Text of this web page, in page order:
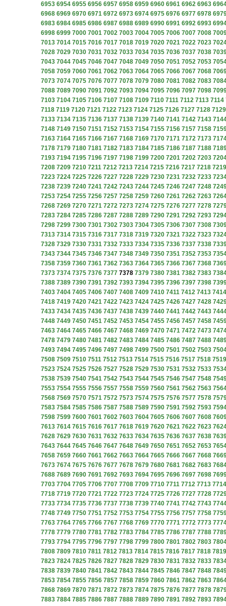
6953 6954 6955 6956 6957 6958 6959 6960 6961 6962 6963
6968 6969 6970 6971 6972 6973 6974 6975 6976 6977 6978
6983 6984 6985 6986 6987 6988 6989 6990 6991 6992 6993
6998 6999 7000 7001 7002 7003 7004 7005 7006 7007 7008
7013 7014 7015 7016 7017 7018 7019 7020 7021 7022 7023
7028 7029 7030 7031 7032 7033 7034 7035 7036 7037 7038
7043 7044 7045 7046 7047 7048 7049 7050 7051 7052 7053
7058 7059 7060 7061 7062 7063 7064 7065 7066 7067 7068
7073 7074 7075 7076 7077 7078 7079 7080 7081 7082 7083
7088 7089 7090 7091 7092 7093 7094 7095 7096 7097 7098
7103 7104 7105 7106 7107 7108 7109 7110 7111 7112 7113 7114
7118 7119 7120 7121 7122 7123 7124 7125 7126 7127 7128 7129
7133 7134 7135 7136 7137 7138 7139 7140 7141 7142 7143
7148 7149 7150 7151 7152 7153 7154 7155 7156 7157 7158
7163 7164 7165 7166 7167 7168 7169 7170 7171 7172 7173
7178 7179 7180 7181 7182 7183 7184 7185 7186 7187 7188
7193 7194 7195 7196 7197 7198 7199 7200 7201 7202 7203
7208 7209 7210 7211 7212 7213 7214 7215 7216 7217 7218 7219
7223 7224 7225 7226 7227 7228 7229 7230 7231 7232 7233
7238 7239 7240 7241 7242 7243 7244 7245 7246 7247 7248
7253 7254 7255 7256 7257 7258 7259 7260 7261 7262 7263
7268 7269 7270 7271 7272 7273 7274 7275 7276 7277 7278
7283 7284 7285 7286 7287 7288 7289 7290 7291 7292 7293
7298 7299 7300 7301 7302 7303 7304 7305 7306 7307 7308
7313 7314 7315 7316 7317 7318 7319 7320 7321 7322 7323
7328 7329 7330 7331 7332 7333 7334 7335 7336 7337 7338
7343 7344 7345 7346 7347 7348 7349 7350 7351 7352 7353
7358 7359 7360 7361 7362 7363 7364 7365 7366 7367 7368
7373 7374 7375 7376 7377 7378 7379 7380 7381 7382 7383
7388 7389 7390 7391 7392 7393 7394 7395 7396 7397 7398
7403 7404 7405 7406 7407 7408 7409 7410 7411 7412 7413 7414
7418 7419 7420 7421 7422 7423 7424 7425 7426 7427 7428
7433 7434 7435 7436 7437 7438 7439 7440 7441 7442 7443
7448 7449 7450 7451 7452 7453 7454 7455 7456 7457 7458
7463 7464 7465 7466 7467 7468 7469 7470 7471 7472 7473
7478 7479 7480 7481 7482 7483 7484 7485 7486 7487 7488
7493 7494 7495 7496 7497 7498 7499 7500 7501 7502 7503
7508 7509 7510 7511 7512 7513 7514 7515 7516 7517 7518 7519
7523 7524 7525 7526 7527 7528 7529 7530 7531 7532 7533
7538 7539 7540 7541 7542 7543 7544 7545 7546 7547 7548
7553 7554 7555 7556 7557 7558 7559 7560 7561 7562 7563
7568 7569 7570 7571 7572 7573 7574 7575 7576 7577 7578
7583 7584 7585 7586 7587 7588 7589 7590 7591 7592 7593
7598 7599 7600 7601 7602 7603 7604 7605 7606 7607 7608
7613 7614 7615 7616 7617 7618 7619 7620 7621 7622 7623
7628 7629 7630 7631 7632 7633 7634 7635 7636 7637 7638
7643 7644 7645 7646 7647 7648 7649 7650 7651 7652 7653
7658 7659 7660 7661 7662 7663 7664 7665 7666 7667 7668
7673 7674 7675 7676 7677 7678 7679 7680 7681 7682 7683
7688 7689 7690 7691 7692 7693 7694 7695 7696 7697 7698
7703 7704 7705 7706 7707 7708 7709 7710 7711 7712 7713 7714
7718 7719 7720 7721 7722 7723 7724 7725 7726 7727 7728
7733 7734 7735 7736 7737 7738 7739 7740 7741 7742 7743
7748 7749 7750 7751 7752 7753 7754 7755 7756 7757 7758
7763 7764 7765 7766 7767 7768 7769 7770 7771 7772 7773
7778 7779 7780 7781 7782 7783 7784 7785 7786 7787 7788
7793 7794 7795 7796 7797 7798 7799 7800 7801 7802 7803
7808 7809 7810 7811 7812 7813 7814 7815 7816 7817 7818 7819
7823 7824 7825 7826 7827 7828 7829 7830 7831 7832 7833
7838 7839 7840 7841 7842 7843 7844 7845 7846 7847 7848
7853 7854 7855 7856 7857 7858 7859 7860 7861 7862 7863
7868 7869 7870 7871 7872 7873 7874 7875 7876 7877 7878
7883 7884 7885 7886 7887 7888 7889 7890 7891 7892 7893